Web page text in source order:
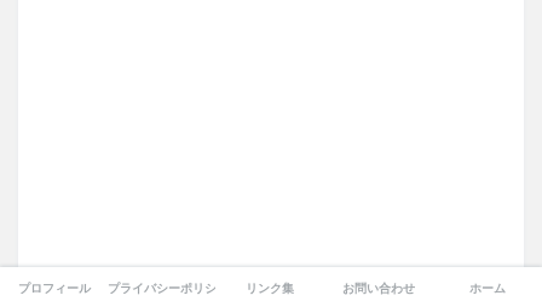
プロフィール プライバシーポリシー リンク集 お問い合わせ ホーム